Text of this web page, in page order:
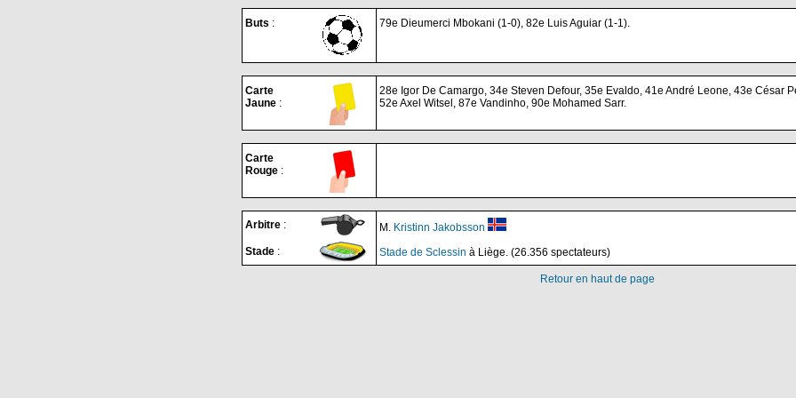
Buts : 79e Dieumerci Mbokani (1-0), 82e Luis Aguiar (1-1).
Carte
Jaune :
28e Igor De Camargo, 34e Steven Defour, 35e Evaldo, 41e André Leone, 43e César
52e Axel Witsel, 87e Vandinho, 90e Mohamed Sarr.
Carte
Rouge :
Arbitre :
Stade :
M. Kristinn Jakobsson
Stade de Sclessin à Liège. (26.356 spectateurs)
Retour en haut de page